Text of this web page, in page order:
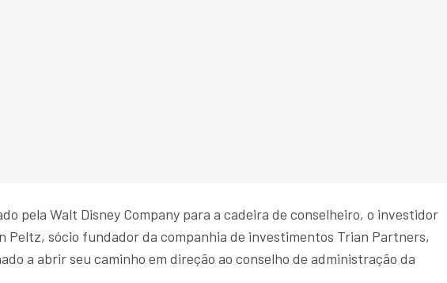
pela Walt Disney Company para a cadeira de conselheiro, o investidor
Peltz, sócio fundador da companhia de investimentos Trian Partners,
a abrir seu caminho em direção ao conselho de administração da